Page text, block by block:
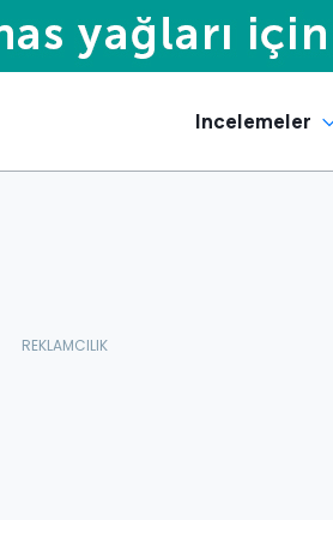
Incelemeler